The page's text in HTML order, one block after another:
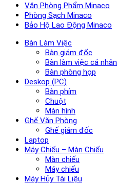
Văn Phòng Phẩm Minaco
Phòng Sạch Minaco
Bảo Hộ Lao Động Minaco
Bàn Làm Việc
Bàn giám đốc
Bàn làm việc cá nhân
Bàn phòng họp
Deskop (PC)
Bàn phím
Chuột
Màn hình
Ghế Văn Phòng
Ghế giám đốc
Laptop
Máy Chiếu – Màn Chiếu
Màn chiếu
Máy chiếu
Máy Hủy Tài Liệu